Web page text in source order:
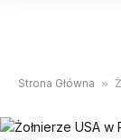
Strona Główna »